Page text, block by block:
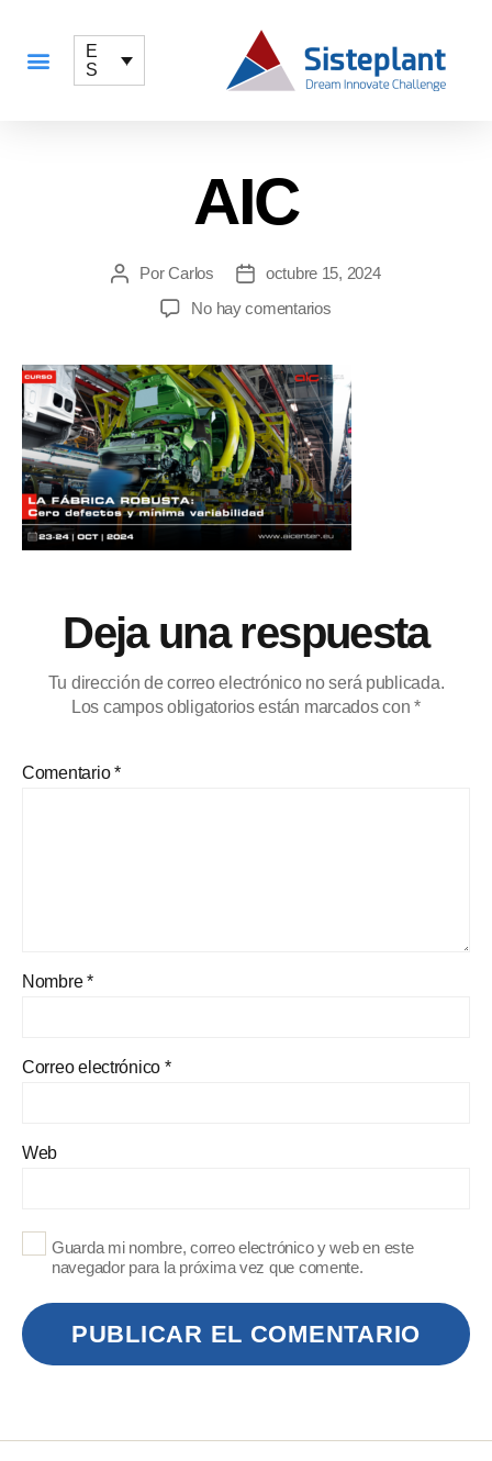
E
S
AIC
PorCarlos
octubre 15, 2024
No hay comentarios
Deja una respuesta
Tu dirección de correo electrónico no será publicada.
Los campos obligatorios están marcados con*
Comentario*
Nombre*
Correo electrónico *
Web
Guarda mi nombre, correo electrónico y web en este
navegador para la próxima vez que comente.